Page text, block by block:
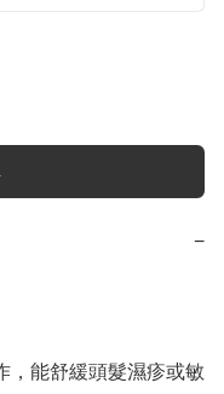
−
，能舒緩頭髮濕疹或敏